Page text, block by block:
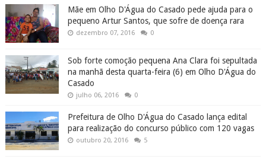
Mãe em Olho D'Água do Casado pede ajuda para o
pequeno Artur Santos, que sofre de doença rara
dezembro 07, 2016 0
Sob forte comoção pequena Ana Clara foi sepultada
na manhã desta quarta-feira (6) em Olho D'Água do
Casado
julho 06, 2016 0
Prefeitura de Olho D'Água do Casado lança edital
para realização do concurso público com 120 vagas
outubro 20, 2016 5